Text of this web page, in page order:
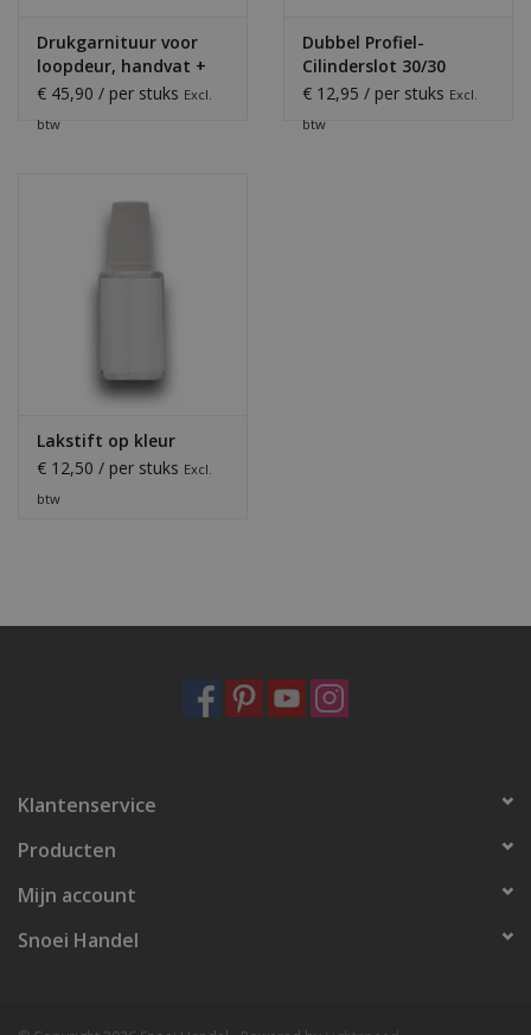
Drukgarnituur voor
loopdeur, handvat +
sluitplaat
€ 45,90 / per stuks Excl.
btw
Dubbel Profiel-
Cilinderslot 30/30
(Loopdeuren)
€ 12,95 / per stuks Excl.
btw
Lakstift op kleur
€ 12,50 / per stuks Excl.
btw
Klantenservice
Producten
Mijn account
Snoei Handel